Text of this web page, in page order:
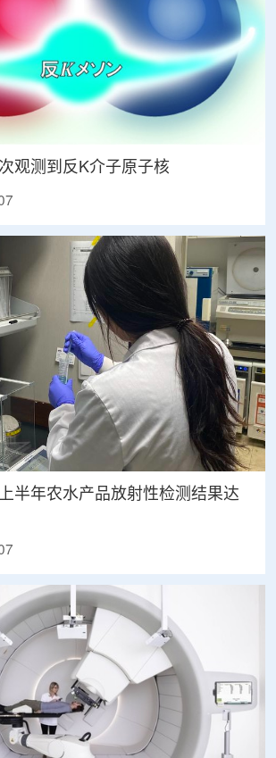
观测到反K介子原子核
半年农水产品放射性检测结果达